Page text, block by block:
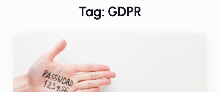
Tag: GDPR